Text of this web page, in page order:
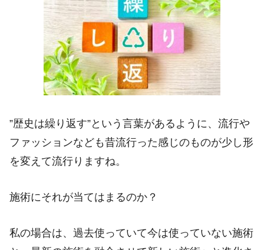
”歴史は繰り返す”という言葉があるように、流行や
ファッションなども昔流行った感じのものが少し形
を変えて流行りますね。
施術にそれが当てはまるのか？
私の場合は、過去使っていて今は使っていない施術